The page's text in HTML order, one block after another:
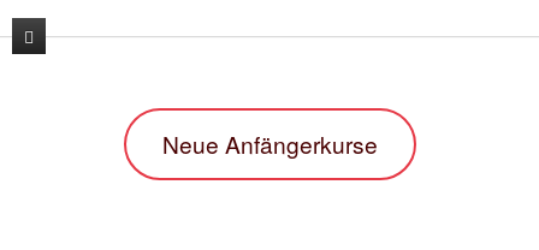
Neue Anfängerkurse